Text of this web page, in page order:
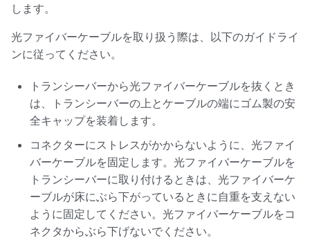
します。
光ファイバーケーブルを取り扱う際は、以下のガイドライ
ンに従ってください。
トランシーバーから光ファイバーケーブルを抜くとき
は、トランシーバーの上とケーブルの端にゴム製の安
全キャップを装着します。
コネクターにストレスがかからないように、光ファイ
バーケーブルを固定します。光ファイバーケーブルを
トランシーバーに取り付けるときは、光ファイバーケ
ーブルが床にぶら下がっているときに自重を支えない
ように固定してください。光ファイバーケーブルをコ
ネクタからぶら下げないでください。